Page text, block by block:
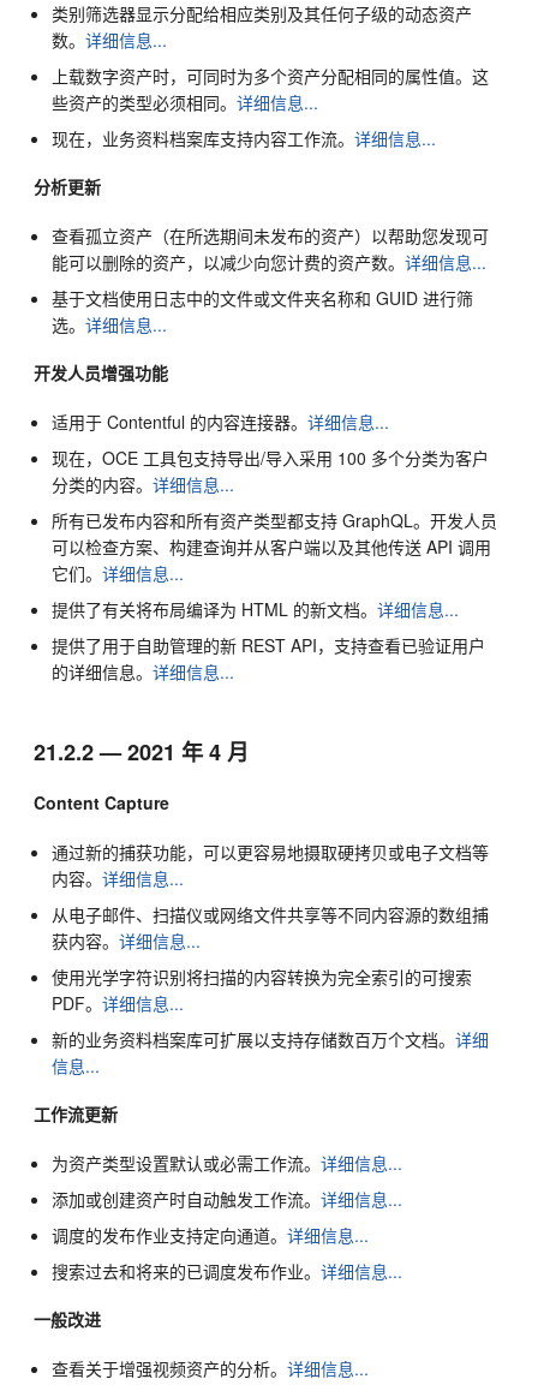
类别筛选器显示分配给相应类别及其任何子级的动态资产
数。详细信息...
上载数字资产时，可同时为多个资产分配相同的属性值。这
些资产的类型必须相同。详细信息...
现在，业务资料档案库支持内容工作流。详细信息...
分析更新
查看孤立资产（在所选期间未发布的资产）以帮助您发现可
能可以删除的资产，以减少向您计费的资产数。详细信息...
基于文档使用日志中的文件或文件夹名称和 GUID 进行筛
选。详细信息...
开发人员增强功能
适用于 Contentful 的内容连接器。详细信息...
现在，OCE 工具包支持导出/导入采用 100 多个分类为客户
分类的内容。详细信息...
所有已发布内容和所有资产类型都支持 GraphQL。开发人员
可以检查方案、构建查询并从客户端以及其他传送 API 调用
它们。详细信息...
提供了有关将布局编译为 HTML 的新文档。详细信息...
提供了用于自助管理的新 REST API，支持查看已验证用户
的详细信息。详细信息...
21.2.2 — 2021 年 4 月
Content Capture
通过新的捕获功能，可以更容易地摄取硬拷贝或电子文档等
内容。详细信息...
从电子邮件、扫描仪或网络文件共享等不同内容源的数组捕
获内容。详细信息...
使用光学字符识别将扫描的内容转换为完全索引的可搜索
PDF。详细信息...
新的业务资料档案库可扩展以支持存储数百万个文档。详细
信息...
工作流更新
为资产类型设置默认或必需工作流。详细信息...
添加或创建资产时自动触发工作流。详细信息...
调度的发布作业支持定向通道。详细信息...
搜索过去和将来的已调度发布作业。详细信息...
一般改进
查看关于增强视频资产的分析。详细信息...